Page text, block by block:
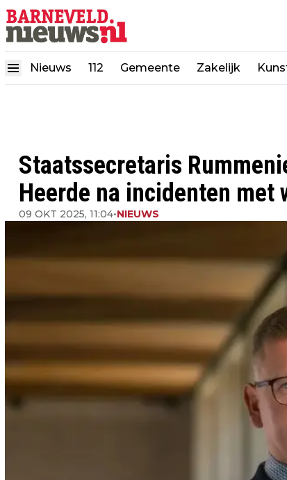
Nieuws 112 Gemeente Zakelijk
Staatssecretaris
Heerde na incidenten met
09 OKT 2025, 11:04•NIEUWS